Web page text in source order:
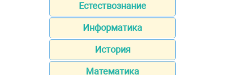
Естествознание
Информатика
История
Математика